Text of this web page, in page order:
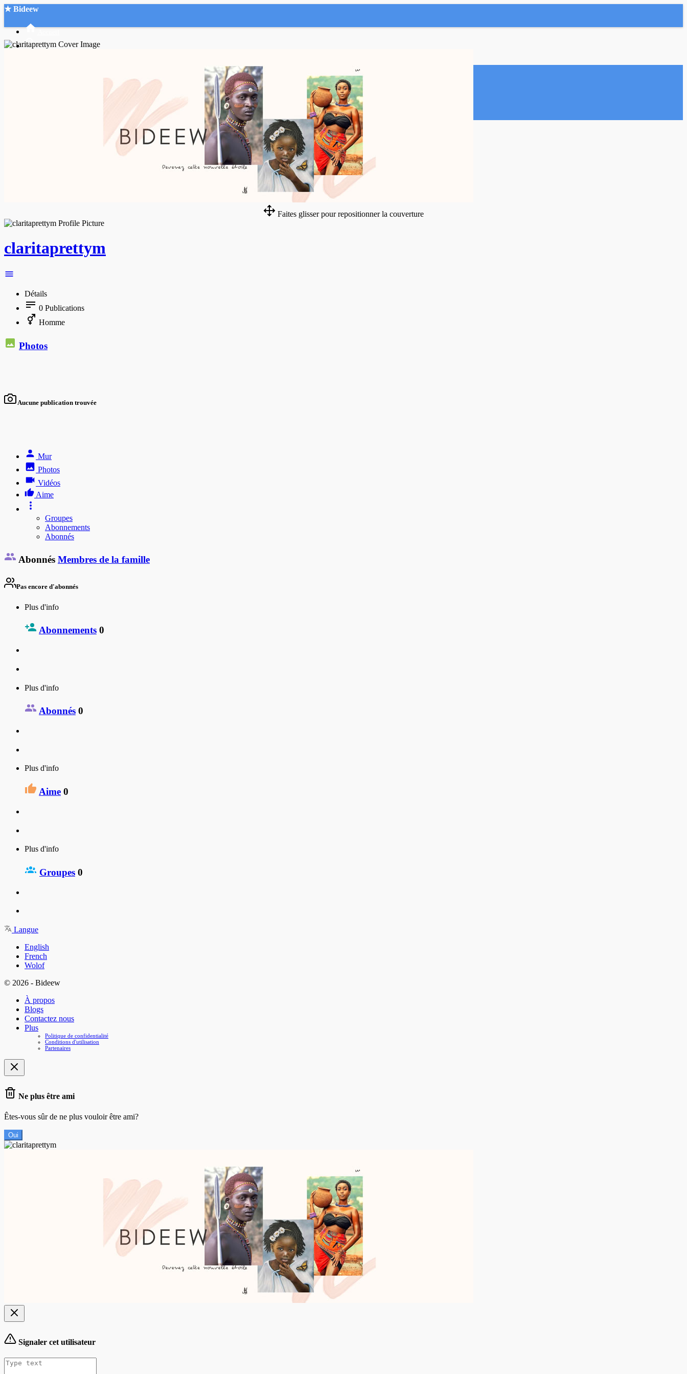
★ Bideew
Faites glisser pour repositionner la couverture
claritaprettym
Détails
0 Publications
Homme
Photos
Aucune publication trouvée
Mur
Photos
Vidéos
Aime
Groupes
Abonnements
Abonnés
Abonnés Membres de la famille
Pas encore d'abonnés
Plus d'info
Abonnements 0
Plus d'info
Abonnés 0
Plus d'info
Aime 0
Plus d'info
Groupes 0
Langue
English
French
Wolof
© 2026 - Bideew
À propos
Blogs
Contactez nous
Plus
Politique de confidentialité
Conditions d'utilisation
Partenaires
Ne plus être ami
Êtes-vous sûr de ne plus vouloir être ami?
Oui
Signaler cet utilisateur